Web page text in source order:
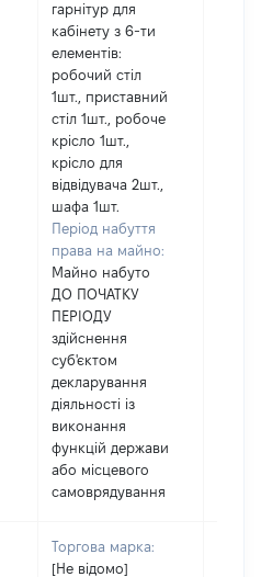
гарнітур для
кабінету з 6-ти
елементів:
робочий стіл
1шт., приставний
стіл 1шт., робоче
крісло 1шт.,
крісло для
відвідувача 2шт.,
шафа 1шт.
Період набуття
права на майно:
Майно набуто
ДО ПОЧАТКУ
ПЕРІОДУ
здійснення
суб'єктом
декларування
діяльності із
виконання
функцій держави
або місцевого
самоврядування
Торгова марка:
[Не відомо]